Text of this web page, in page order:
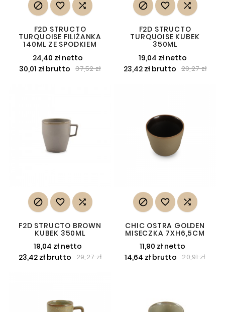
  
F2D STRUCTO
TURQUOISE FILIŻANKA
140ML ZE SPODKIEM
24,40 zł netto
30,01 zł brutto 37,52 zł
  
F2D STRUCTO
TURQUOISE KUBEK
350ML
19,04 zł netto
23,42 zł brutto 29,27 zł
  
F2D STRUCTO BROWN
KUBEK 350ML
19,04 zł netto
23,42 zł brutto 29,27 zł
  
CHIC OSTRA GOLDEN
MISECZKA 7XH6,5CM
11,90 zł netto
14,64 zł brutto 20,91 zł